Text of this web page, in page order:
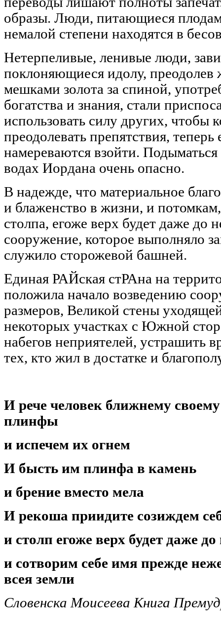
образы. Люди, питающиеся
немалой степени находятся в
Нетерпеливые, ленивые люди,
поклоняющиеся идолу,
мешками золота за спиной,
богатства и знания, стали
использовать силу других, чтобы
преодолевать препятствия,
намереваются взойти.
водах Иордана очень опасно.
В надежде, что материальное
и блаженство в жизни, и
столпа, егоже верх будет даже до
сооружение, которое выполняло
служило сторожевой башней.
Единая РАЙская стРАна на
положила начало возведению
размеров, Великой стены
некоторых участках с Южной
набегов неприятелей, устрашить
тех, кто жил в достатке и
​И рече человек ближнему
плинфы
​и испечем их огнем
​И бысть им плинфа в камень
​и брение вместо мела
​И рекоша приидите созиждем
​и столп егоже верх будет даже до
​и сотворим себе имя прежде
всея земли
Словенска Моисеева Книга